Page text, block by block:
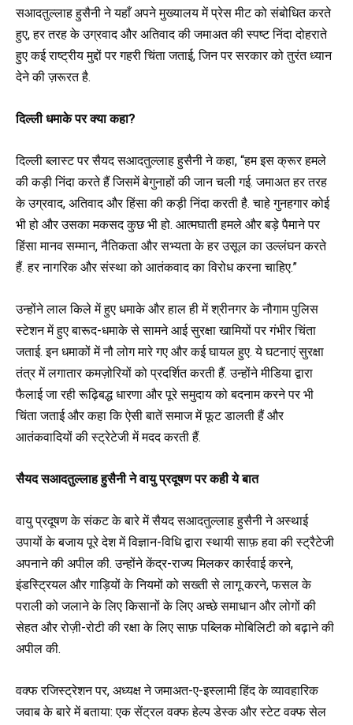
सआदतुल्लाह हुसैनी ने यहाँ अपने मुख्यालय में प्रेस मीट को संबोधित करते
हुए, हर तरह के उग्रवाद और अतिवाद की जमाअत की स्पष्ट निंदा दोहराते
हुए कई राष्ट्रीय मुद्दों पर गहरी चिंता जताई, जिन पर सरकार को तुरंत ध्यान
देने की ज़रूरत है.
दिल्ली धमाके पर क्या कहा?
दिल्ली ब्लास्ट पर सैयद सआदतुल्लाह हुसैनी ने कहा, “हम इस क्रूर हमले
की कड़ी निंदा करते हैं जिसमें बेगुनाहों की जान चली गई. जमाअत हर तरह
के उग्रवाद, अतिवाद और हिंसा की कड़ी निंदा करती है. चाहे गुनहगार कोई
भी हो और उसका मकसद कुछ भी हो. आत्मघाती हमले और बड़े पैमाने पर
हिंसा मानव सम्मान, नैतिकता और सभ्यता के हर उसूल का उल्लंघन करते
हैं. हर नागरिक और संस्था को आतंकवाद का विरोध करना चाहिए.”
उन्होंने लाल किले में हुए धमाके और हाल ही में श्रीनगर के नौगाम पुलिस
स्टेशन में हुए बारूद-धमाके से सामने आई सुरक्षा खामियों पर गंभीर चिंता
जताई. इन धमाकों में नौ लोग मारे गए और कई घायल हुए. ये घटनाएं सुरक्षा
तंत्र में लगातार कमज़ोरियों को प्रदर्शित करती हैं. उन्होंने मीडिया द्वारा
फैलाई जा रही रूढ़िबद्ध धारणा और पूरे समुदाय को बदनाम करने पर भी
चिंता जताई और कहा कि ऐसी बातें समाज में फूट डालती हैं और
आतंकवादियों की स्ट्रेटेजी में मदद करती हैं.
सैयद सआदतुल्लाह हुसैनी ने वायु प्रदूषण पर कही ये बात
वायु प्रदूषण के संकट के बारे में सैयद सआदतुल्लाह हुसैनी ने अस्थाई
उपायों के बजाय पूरे देश में विज्ञान-विधि द्वारा स्थायी साफ़ हवा की स्ट्रैटेजी
अपनाने की अपील की. उन्होंने केंद्र-राज्य मिलकर कार्रवाई करने,
इंडस्ट्रियल और गाड़ियों के नियमों को सख्ती से लागू करने, फसल के
पराली को जलाने के लिए किसानों के लिए अच्छे समाधान और लोगों की
सेहत और रोज़ी-रोटी की रक्षा के लिए साफ़ पब्लिक मोबिलिटी को बढ़ाने की
अपील की.
वक्फ रजिस्ट्रेशन पर, अध्यक्ष ने जमाअत-ए-इस्लामी हिंद के व्यावहारिक
जवाब के बारे में बताया: एक सेंट्रल वक्फ हेल्प डेस्क और स्टेट वक्फ सेल